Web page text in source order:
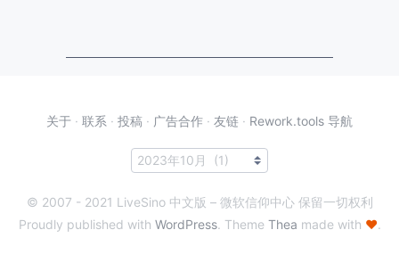
关于 · 联系 · 投稿 · 广告合作 · 友链 · Rework.tools 导航
© 2007 - 2021 LiveSino 中文版 – 微软信仰中心 保留一切权利
Proudly published with WordPress. Theme Thea made with ♥.